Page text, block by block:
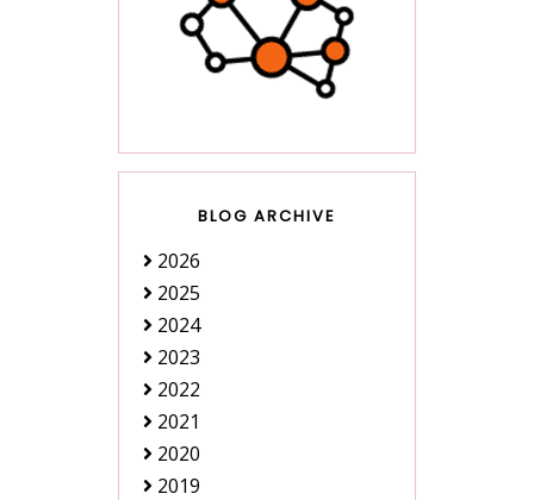
BLOG ARCHIVE
2026
2025
2024
2023
2022
2021
2020
2019